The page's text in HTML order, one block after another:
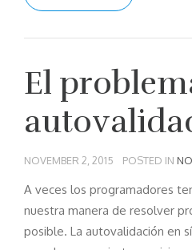
El
NOVEMBER 2, 2015 POSTED IN
A veces los programadores
nuestra manera de resolver
posible. La autovalidación en